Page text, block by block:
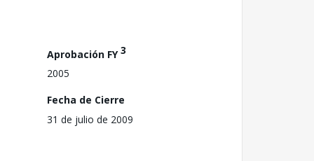
Aprobación FY3
2005
Fecha de Cierre
31 de julio de 2009